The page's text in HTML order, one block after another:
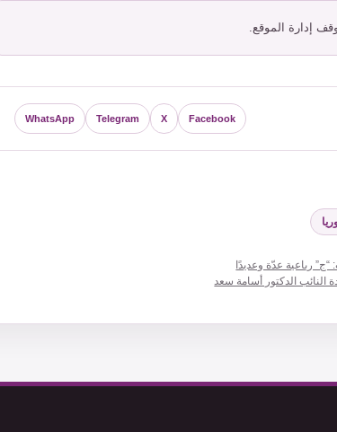
إدارة الموقع.
Facebook
X
Telegram
WhatsApp
“ج” رباعية عدّة وعديدًا
النائب الدكتور أسامة سعد